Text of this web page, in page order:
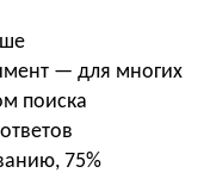
— для многих
поиска
75%